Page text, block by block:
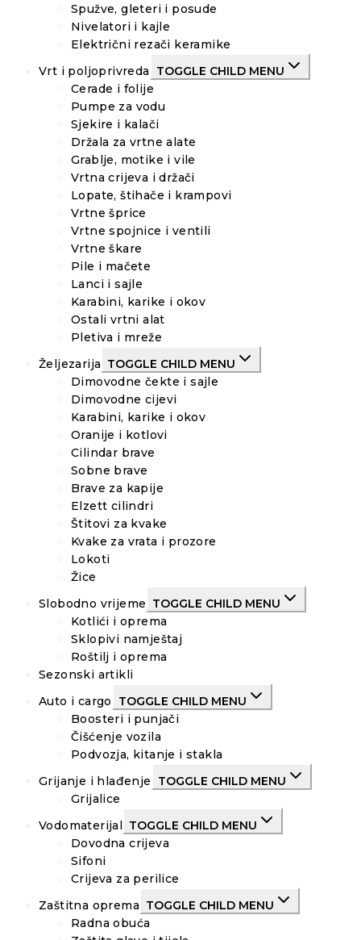
Spužve, gleteri i posude
Nivelatori i kajle
Električni rezači keramike
Vrt i poljoprivreda
TOGGLE CHILD MENU
Cerade i folije
Pumpe za vodu
Sjekire i kalači
Držala za vrtne alate
Grablje, motike i vile
Vrtna crijeva i držači
Lopate, štihače i krampovi
Vrtne šprice
Vrtne spojnice i ventili
Vrtne škare
Pile i mačete
Lanci i sajle
Karabini, karike i okov
Ostali vrtni alat
Pletiva i mreže
Željezarija TOGGLE CHILD MENU
Dimovodne čekte i sajle
Dimovodne cijevi
Karabini, karike i okov
Oranije i kotlovi
Cilindar brave
Sobne brave
Brave za kapije
Elzett cilindri
Štitovi za kvake
Kvake za vrata i prozore
Lokoti
Žice
Slobodno vrijeme TOGGLE CHILD MENU
Kotlići i oprema
Sklopivi namještaj
Roštilj i oprema
Sezonski artikli
Auto i cargo
TOGGLE CHILD MENU
Boosteri i punjači
Čišćenje vozila
Podvozja, kitanje i stakla
Grijanje i hlađenje
TOGGLE CHILD MENU
Grijalice
Vodomaterijal
TOGGLE CHILD MENU
Dovodna crijeva
Sifoni
Crijeva za perilice
Zaštitna oprema TOGGLE CHILD MENU
Radna obuća